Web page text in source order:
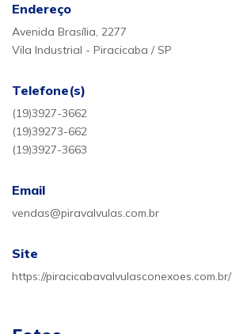
Endereço
Avenida Brasília, 2277
Vila Industrial - Piracicaba / SP
Telefone(s)
(19)3927-3662
(19)39273-662
(19)3927-3663
Email
vendas@piravalvulas.com.br
Site
https://piracicabavalvulasconexoes.com.br/